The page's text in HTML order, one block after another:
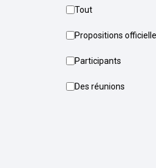
Tout
Propositions
Participants
Des réunions